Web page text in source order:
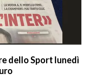
dello Sport lunedì